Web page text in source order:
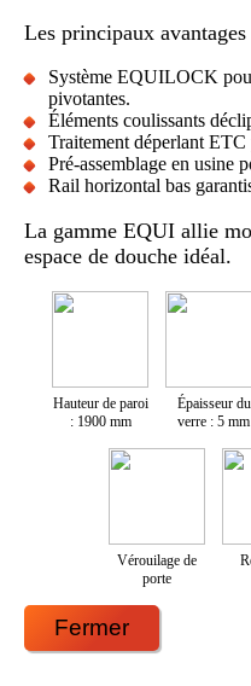
Les principaux
Système EQUILOCK
pivotantes.
Éléments coulissants
Traitement déperlant
Pré-assemblage en usine
Rail horizontal bas
La gamme EQUI allie
espace de douche idéal.
Hauteur de paroi
: 1900 mm
Épaisseur du
verre : 5 mm
Vérouilage de
porte
Fermer